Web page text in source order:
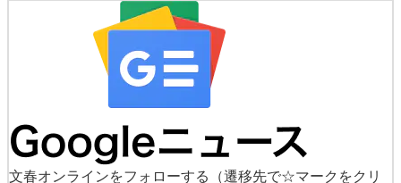
文春オンラインをフォローする
（遷移先で☆マークをクリ